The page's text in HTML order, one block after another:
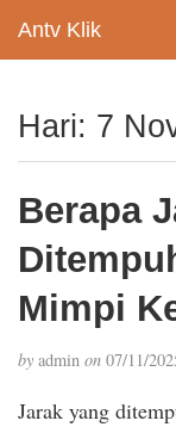
Antv Klik
Hari: 7
Berapa
Mimpi
by admin on 07/11/
Jarak yang